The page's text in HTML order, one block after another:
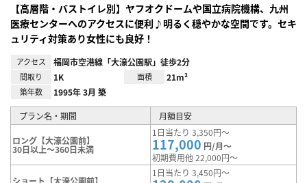
【高層階・バストイレ別】ヤフオクドームや国立病院機構、九州
医療センターへのアクセスに便利♪明るく穏やかな空間です。セキ
ュリティ対策あり女性にも良好！
アクセス 福岡市空港線「大濠公園駅」徒歩2分
間取り 1K 面積 21m²
築年数 1995年 3月 築
プラン名・期間 月額目安
ロング【大濠公園前】
30日以上～360日未満
1日当たり 3,350円～
117,000 円/月～
初期費用他 22,000円～
ショート【大濠公園前】
1日当たり 3,450円～